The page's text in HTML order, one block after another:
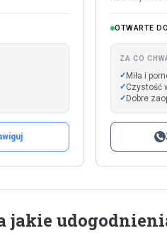
OTWARTE
ZA CO
Miła i
Czystość
Dobre
jakie